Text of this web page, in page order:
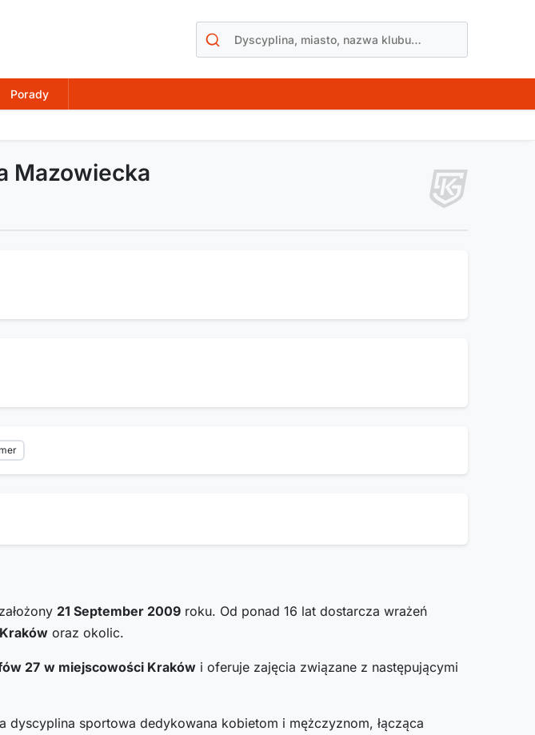
Porady
Mazowiecka
21 September 2009 roku. Od ponad 16 lat dostarcza wrażeń
oraz okolic.
27 w miejscowości Kraków i oferuje zajęcia związane z następującymi
dyscyplina sportowa dedykowana kobietom i mężczyznom, łącząca